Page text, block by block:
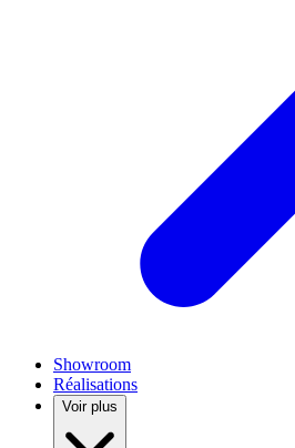
Showroom
Réalisations
Voir plus